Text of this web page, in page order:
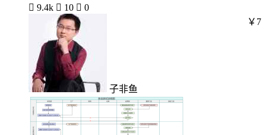
 9.4k  10  0
子非鱼
￥7